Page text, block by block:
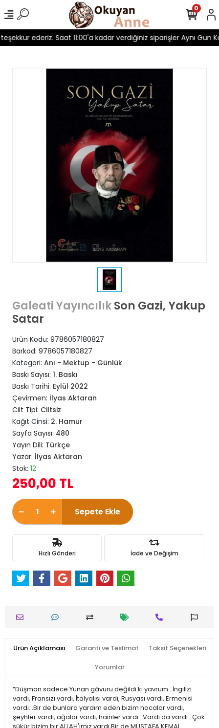
ederiz. Saat 11:00'a kadar verdiğiniz siparişler Aynı Gün
0
Galeati YayıncılıkSon Gazi, Yakup
Satar
Ürün Kodu: 9786057180827
Barkod: 9786057180827
Kategori: Anı - Mektup - Günlük
Baskı Sayısı: 1. Baskı
Baskı Tarihi: Eylül 2022
Çevirmen: İlyas Aktaran
Cilt Tipi: Ciltsiz
Kağıt Cinsi: 2. Hamur
Sayfa Sayısı: 480
Yayın Dili: Türkçe
Yazar: İlyas Aktaran
Stok: 12
250,00 TL
Sepete Ekle
Hızlı Gönderi İade ve Değişim
Ürün Açıklaması Garanti ve Teslimat Taksit Seçenekleri
Yorumlar
“Düşman sadece Yunan gâvuru değildi ki yavrum...İngilizi
vardı, Fransızı vardı, İtalyalısı vardı, Rusyası vardı, Ermenisi
vardı...Bir de bunlara yardım eden bizim hocalar vardı,
şeyhler vardı, ağalar vardı, hainler vardı...Vardı da vardı...Çok